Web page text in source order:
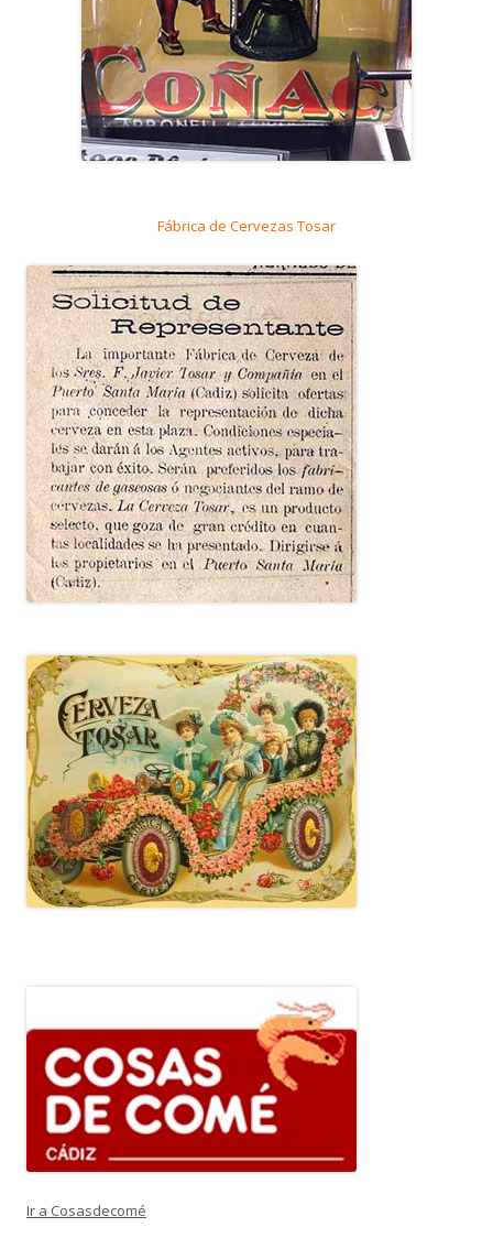
Fábrica de Cervezas Tosar
Ir a Cosasdecomé